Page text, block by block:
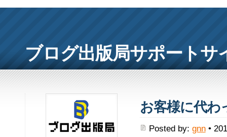
ブログ出版局サポートサ
お客様に代わ
Posted by: gnn•